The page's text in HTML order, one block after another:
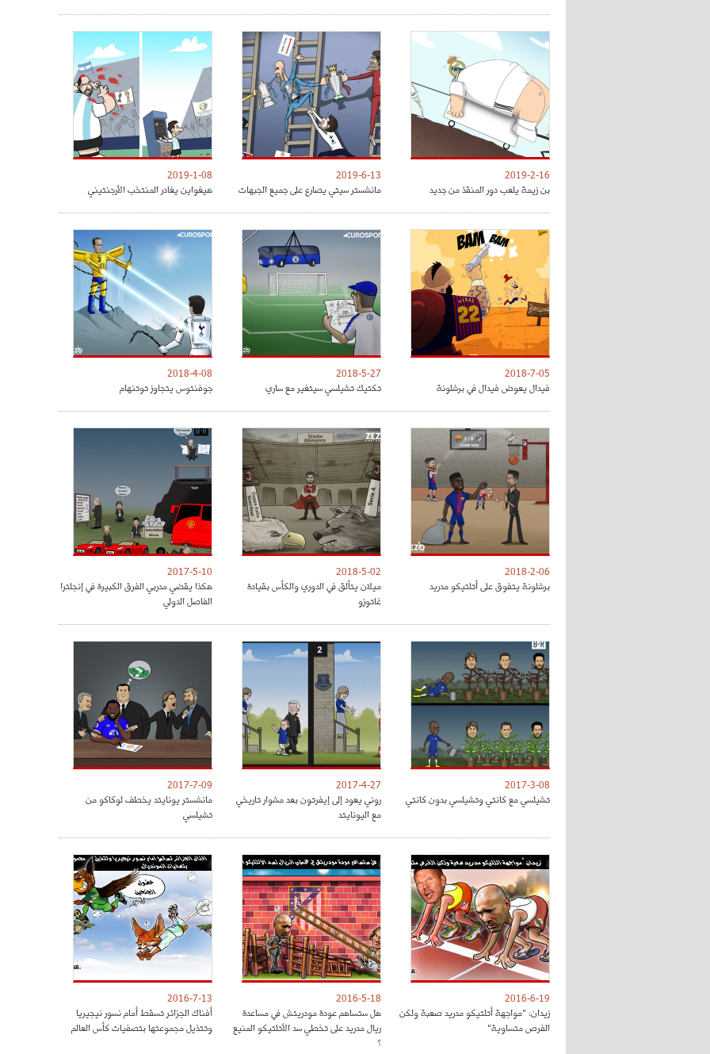
2019-2-16
بن زيمة يلعب دور المنقذ من جديد
2019-6-13
مانشستر سيتي يصارع على جميع الجبهات
2019-1-08
هيغواين يغادر المنتخب الأرجنتيني
2018-7-05
فيدال يعوض فيدال في برشلونة
2018-5-27
تكتيك تشيلسي سيتغير مع ساري
2018-4-08
جوفنتوس يتجاوز توتنهام
2018-2-06
برشلونة يتفوق على أتلتيكو مدريد
2018-5-02
ميلان يتألق في الدوري والكأس بقيادة
غاتوزو
2017-5-10
هكذا يقضي مدربي الفرق الكبيرة في إنجلترا
الفاصل الدولي
2017-3-08
تشيلسي مع كانتي وتشيلسي بدون كانتي
2017-4-27
روني يعود إلى إيفرتون بعد مشوار تاريخي
مع اليونايتد
2017-7-09
مانشستر يونايتد يخطف لوكاكو من
تشيلسي
2016-6-19
زيدان: "مواجهة أتلتيكو مدريد صعبة ولكن
الفرص متساوية"
2016-5-18
هل ستساهم عودة مودريتش في مساعدة
ريال مدريد على تخطي سد الأتلتيكو المنيع
؟
2016-7-13
أفناك الجزائر تسقط أمام نسور نيجيريا
وتتذيل مجموعتها بتصفيات كأس العالم